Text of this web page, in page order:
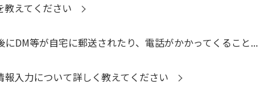
教えてください
にDM等が自宅に郵送されたり、電話がかかってくること...
報入力について詳しく教えてください